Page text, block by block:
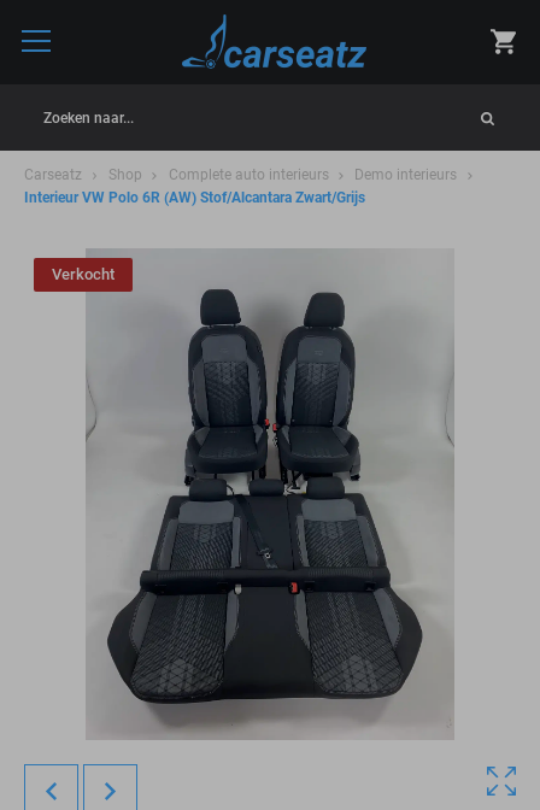
Zoeken naar...
Carseatz Shop Complete auto interieurs
Demo interieurs
Interieur VW Polo 6R (AW) Stof/Alcantara Zwart/Grijs
Verkocht